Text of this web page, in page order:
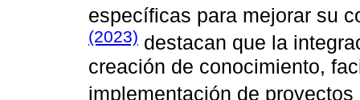
específicas para mejorar su
(2023) destacan que la
creación de conocimiento,
implementación de